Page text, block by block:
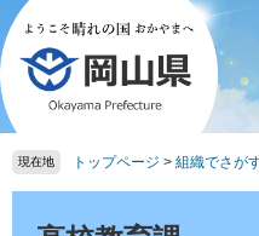
ペ
ー
ジ
の
先
頭
す。
メ
ニ
ュ
ー
を
飛
し
現在地 トップページ > 組織でさが